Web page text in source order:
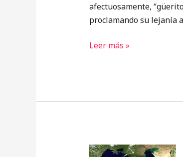
afectuosamente,
proclamando su lejanía
Leer más »
Las